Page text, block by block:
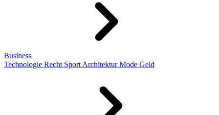
Business
Technologie Recht Sport Architektur Mode Geld